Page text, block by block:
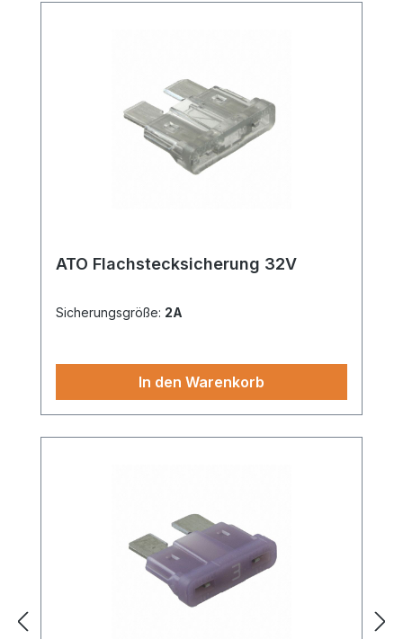
ATO Flachstecksicherung 32V
Sicherungsgröße: 2A
In den Warenkorb